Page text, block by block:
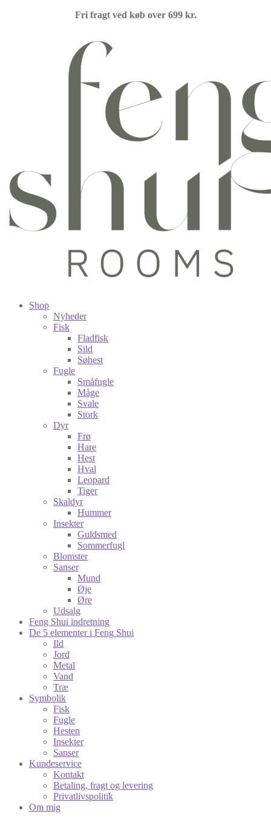
Fri fragt ved køb over 699 kr.
Shop
Nyheder
Fisk
Fladfisk
Sild
Søhest
Fugle
Småfugle
Måge
Svale
Stork
Dyr
Frø
Hare
Hest
Hval
Leopard
Tiger
Skaldyr
Hummer
Insekter
Guldsmed
Sommerfugl
Blomster
Sanser
Mund
Øje
Øre
Udsalg
Feng Shui indretning
De 5 elementer i Feng Shui
Ild
Jord
Metal
Vand
Træ
Symbolik
Fisk
Fugle
Hesten
Insekter
Sanser
Kundeservice
Kontakt
Betaling, fragt og levering
Privatlivspolitik
Om mig